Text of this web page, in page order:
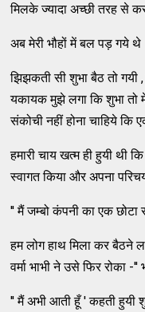
मिलके ज्यादा अच्छी तरह से
अब मेरी भौहों में बल पड़ गये थे
झिझकती सी शुभा बैठ तो गयी
यकायक मुझे लगा कि शुभा तो
संकोची नहीं होना चाहिये
हमारी चाय खत्म ही हुयी थी
स्वागत किया और अपना
'' मैं जम्बो कंपनी का एक छोटा
हम लोग हाथ मिला कर बैठने
वर्मा भाभी ने उसे फिर रोका
'' मैं अभी आती हूँ ' कहती हुयी